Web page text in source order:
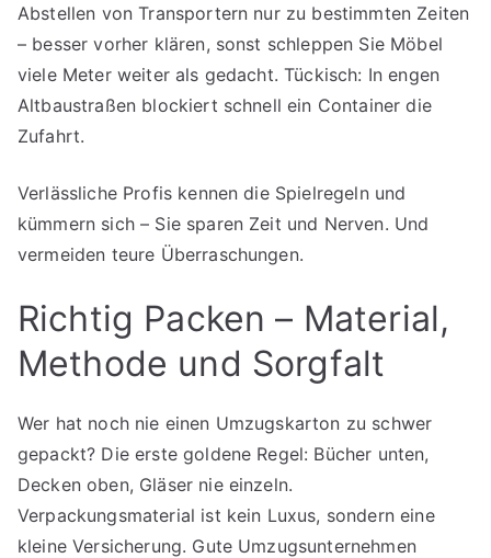
Abstellen von Transportern nur zu bestimmten Zeiten
– besser vorher klären, sonst schleppen Sie Möbel
viele Meter weiter als gedacht. Tückisch: In engen
Altbaustraßen blockiert schnell ein Container die
Zufahrt.
Verlässliche Profis kennen die Spielregeln und
kümmern sich – Sie sparen Zeit und Nerven. Und
vermeiden teure Überraschungen.
Richtig Packen – Material,
Methode und Sorgfalt
Wer hat noch nie einen Umzugskarton zu schwer
gepackt? Die erste goldene Regel: Bücher unten,
Decken oben, Gläser nie einzeln.
Verpackungsmaterial ist kein Luxus, sondern eine
kleine Versicherung. Gute Umzugsunternehmen